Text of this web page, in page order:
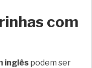
com
inglês podem ser